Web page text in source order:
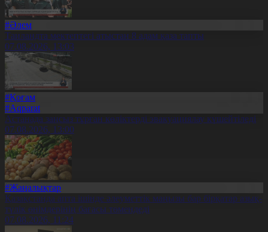
#Әлем
Таиландта мектептегі атыстан 8 адам қаза тапты
07.08.2026, 13:03
#Қоғам
#Aqparat
Астанада заңсыз тұрған көліктерді эвакуациялау күшейтіледі
07.08.2026, 13:00
#Жаңалықтар
Қазақстанда апта ішінде әлеуметтік маңызы бар бірқатар азық-
түлік өнімдерінің бағасы төмендеді
07.08.2026, 11:24